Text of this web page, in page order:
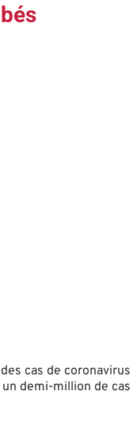
cas de coronavirus
demi-million de cas